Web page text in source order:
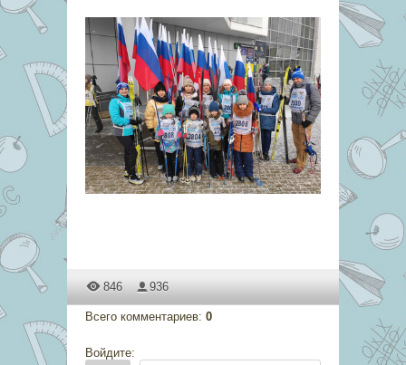
846 936
Всего комментариев: 0
Войдите: